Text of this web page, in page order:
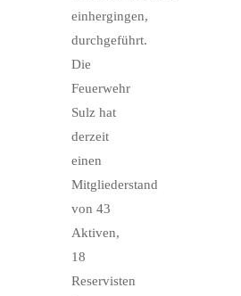
einhergingen,
durchgeführt.
Die
Feuerwehr
Sulz hat
derzeit
einen
Mitgliederstand
von 43
Aktiven,
18
Reservisten